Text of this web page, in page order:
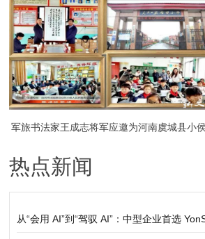
谈活动举行
军旅书法家王成志将军应邀为河南虞城县小
民日报希望小学捐赠书法作品毛泽东《清平乐·
热点新闻
从“会用 AI”到“驾驭 AI”：中型企业首选